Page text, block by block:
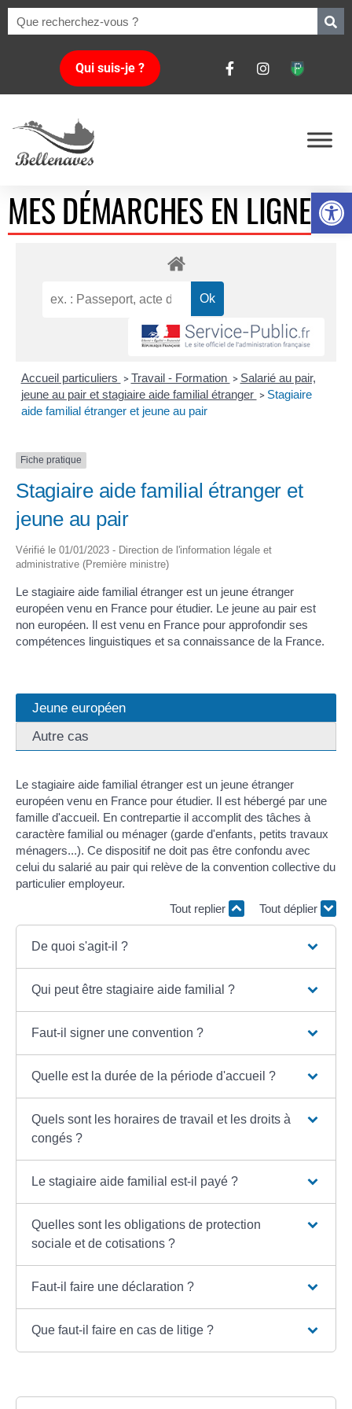
Ouvrir
Qui suis-je ?
MES DÉMARCHES EN LIGNE
Accueil particuliers > Travail - Formation > Salarié au pair,
jeune au pair et stagiaire aide familial étranger > Stagiaire
aide familial étranger et jeune au pair
Fiche pratique
Stagiaire aide familial étranger et
jeune au pair
Vérifié le 01/01/2023 - Direction de l'information légale et
administrative (Première ministre)
Le stagiaire aide familial étranger est un jeune étranger
européen venu en France pour étudier. Le jeune au pair est
non européen. Il est venu en France pour approfondir ses
compétences linguistiques et sa connaissance de la France.
Jeune européen
Autre cas
Le stagiaire aide familial étranger est un jeune étranger
européen venu en France pour étudier. Il est hébergé par une
famille d'accueil. En contrepartie il accomplit des tâches à
caractère familial ou ménager (garde d'enfants, petits travaux
ménagers...). Ce dispositif ne doit pas être confondu avec
celui du salarié au pair qui relève de la convention collective du
particulier employeur.
Tout replier
Tout déplier
De quoi s'agit-il ?
Qui peut être stagiaire aide familial ?
Faut-il signer une convention ?
Quelle est la durée de la période d'accueil ?
Quels sont les horaires de travail et les droits à
congés ?
Le stagiaire aide familial est-il payé ?
Quelles sont les obligations de protection
sociale et de cotisations ?
Faut-il faire une déclaration ?
Que faut-il faire en cas de litige ?